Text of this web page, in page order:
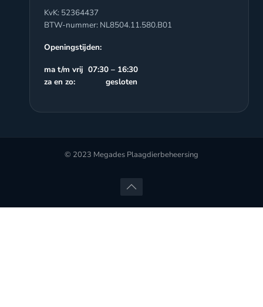
KvK: 52364437
BTW-nummer: NL8504.11.580.B01
Openingstijden:
ma t/m vrij 07:30 – 16:30
za en zo: gesloten
© 2023 Megades Plaagdierbeheersing